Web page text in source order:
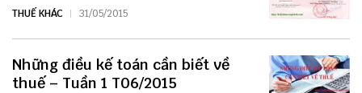
THUẾ KHÁC 31/05/2015
Những điều kế toán cần biết về
thuế – Tuần 1 T06/2015